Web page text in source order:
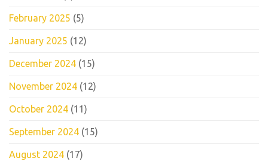
February 2025 (5)
January 2025 (12)
December 2024 (15)
November 2024 (12)
October 2024 (11)
September 2024 (15)
August 2024 (17)